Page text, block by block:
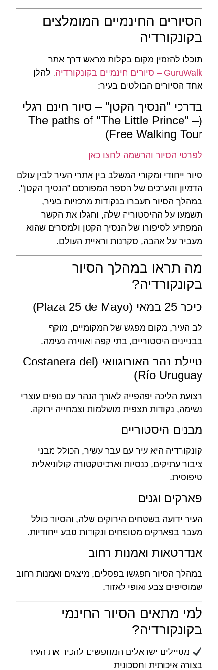
הסיורים החינמיים המומלצים
בקונקורדיה
תוכלו להזמין מקום בקלות מראש דרך אתר
GuruWalk – סיורים חינמיים בקונקורדיה
. להלן
אחד הסיורים הבולטים בעיר:
בדרכי "הנסיך הקטן" – סיור חינם רגלי
(The paths of "The Little Prince" –
Free Walking Tour)
לפרטי הסיור והרשמה לחצו כאן
סיור ייחודי ומקורי המשלב בין אתרי העיר לבין עולם
הדמיון והערכים של הספר המפורסם "הנסיך הקטן".
במהלך הסיור תעברו בנקודות מרכזיות בעיר,
תשמעו על ההיסטוריה שלה, ותגלו את הקשר
המפתיע לסיפורו של הנסיך הקטן ולמסרים שהוא
מעביר על אהבה, סקרנות וראיית העולם.
מה תראו במהלך הסיור
בקונקורדיה?
כיכר 25 במאי (Plaza 25 de Mayo)
לב העיר, מקום מפגש של המקומיים, מוקף
בבניינים היסטוריים, בתי קפה ואווירה נעימה.
טיילת נהר האורוגוואי (Costanera del
Río Uruguay)
רצועת הליכה יפהפייה לאורך הנהר עם נופים עוצרי
נשימה, נקודות תצפית מושלמות וצמחייה ירוקה.
מבנים היסטוריים
קונקורדיה היא עיר עם עבר עשיר, הכולל מבני
ציבור עתיקים, כנסיות וארכיטקטורה קולוניאלית
טיפוסית.
פארקים וגנים
העיר ידועה בשטחים הירוקים שלה, והסיור כולל
מעבר בפארקים מטופחים ונקודות טבע ייחודיות.
אנדרטאות ואמנות רחוב
במהלך הסיור תפגשו בפסלים, מיצגים ואמנות רחוב
שמוסיפים צבע ואופי לאזור.
למי מתאים הסיור החינמי
בקונקורדיה?
מטיילים ישראלים המחפשים להכיר את העיר
בצורה איכותית וחסכונית